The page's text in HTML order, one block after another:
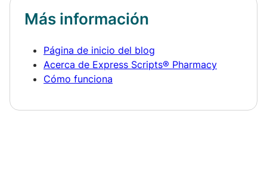
Más información
Página de inicio del blog
Acerca de Express Scripts® Pharmacy
Cómo funciona